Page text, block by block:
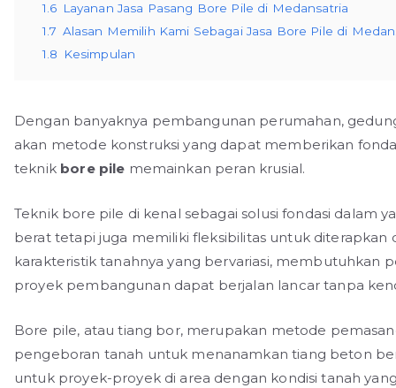
1.6 Layanan Jasa Pasang Bore Pile di Medansatria
1.7 Alasan Memilih Kami Sebagai Jasa Bore Pile di
1.8
Kesimpulan
Dengan banyaknya pembangunan perumahan,
akan metode konstruksi yang dapat memberikan
teknik bore pile memainkan peran krusial.
Teknik bore pile di kenal sebagai solusi fondasi dalam
berat tetapi juga memiliki fleksibilitas untuk diterapkan
karakteristik tanahnya yang bervariasi, membutuhkan
proyek pembangunan dapat berjalan lancar tanpa
Bore pile, atau tiang bor, merupakan metode
pengeboran tanah untuk menanamkan tiang beton
untuk proyek-proyek di area dengan kondisi tanah